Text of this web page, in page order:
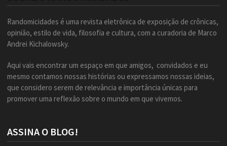
Randomicidades é uma revista eletrônica de exposição de crônicas,
opinião, estilo de vida, filosofia e cultura, com a curadoria de Marco
Andrei Kichalowsky.
Aqui vais encontrar um espaço em que amigos, convidados e eu
mesmo contamos nossas histórias ou expressamos nossas ideias,
que considero serem de relevância e importância únicas para
promover uma reflexão sobre o mundo em que vivemos.
ASSINA O BLOG!